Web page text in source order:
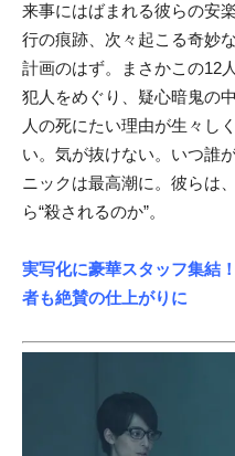
来事にはばまれる彼らの安
行の痕跡、次々起こる奇妙
計画のはず。まさかこの12
犯人をめぐり、疑心暗鬼の
人の死にたい理由が生々し
い。気が抜けない。いつ誰
ニックは最高潮に。彼らは
ら“殺されるのか”。
実写化に豪華スタッフ集結
者も絶賛の仕上がりに